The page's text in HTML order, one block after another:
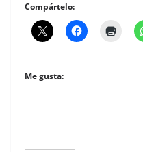
Compártelo:
Me gusta: